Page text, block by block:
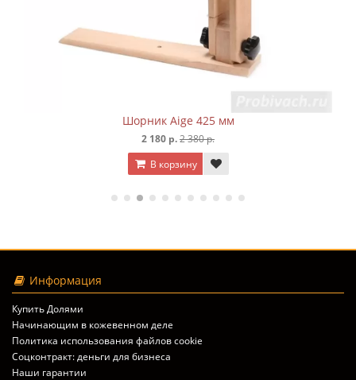
Шорник Aige 425 мм
2 180 р.2 380 р.
В корзину
Информация
Купить Долями
Начинающим в кожевенном деле
Политика использования файлов cookie
Соцконтракт: деньги для бизнеса
Наши гарантии